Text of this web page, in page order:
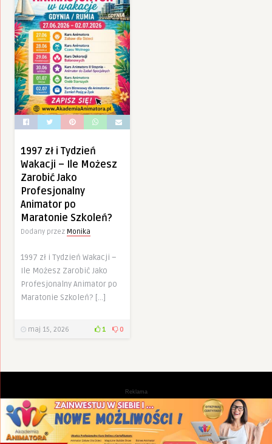
1997 zł i Tydzień
Wakacji – Ile Możesz
Zarobić Jako
Profesjonalny
Animator po
Maratonie Szkoleń?
Dodany przez Monika
1997 zł i Tydzień Wakacji –
Ile Możesz Zarobić Jako
Profesjonalny Animator po
Maratonie Szkoleń? […]
maj 15, 2026 1 0
Reklama